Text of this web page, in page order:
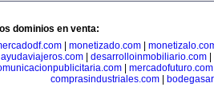
dominios en venta:
| monetizado.com|
ayudaviajeros.com
desarrolloinmobiliario.com
| mercadofuturo.com|
comprasindustriales.com|